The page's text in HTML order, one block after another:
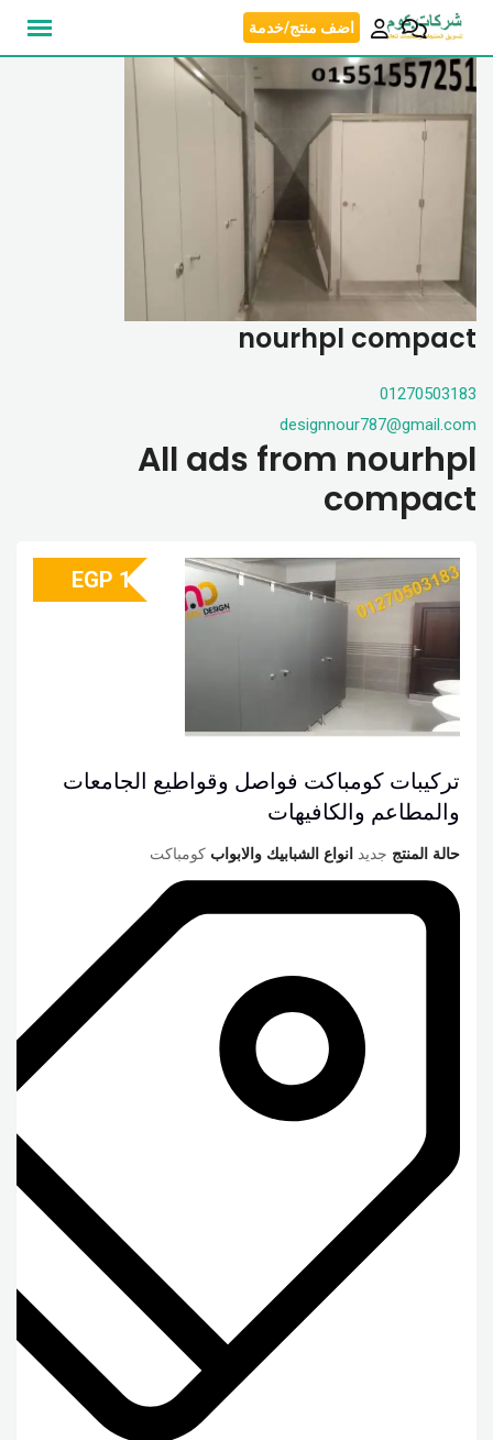
انتقل
المحتوى
اضف منتج/خدمة
nourhpl compact
01270503183
designnour787@gmail.com
All ads from nourhpl
compact
تركيبات كومباكت فواصل وقواطيع الجامعات
والمطاعم والكافيهات
حالة المنتج جديد انواع الشبابيك والابواب كومباكت
EGP 1